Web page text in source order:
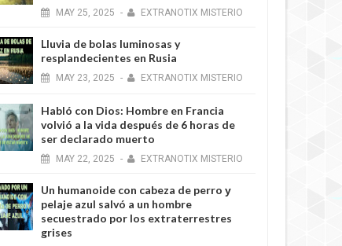
MAY 25, 2025 - EXTRANOTIX MISTERIO
Lluvia de bolas luminosas y
resplandecientes en Rusia
MAY 23, 2025 - EXTRANOTIX MISTERIO
Habló con Dios: Hombre en Francia
volvió a la vida después de 6 horas de
ser declarado muerto
MAY 22, 2025 - EXTRANOTIX MISTERIO
Un humanoide con cabeza de perro у
pelaje azul salvó a un hombre
secuestrado por los extraterrestres
grises